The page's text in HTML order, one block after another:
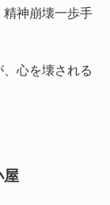
精神崩壊一歩手
心を壊される
屋